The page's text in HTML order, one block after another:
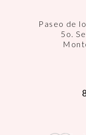
Paseo de
5o.